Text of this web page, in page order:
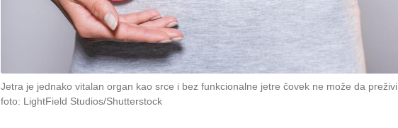
Jetra je jednako vitalan organ kao srce i bez funkcionalne jetre čovek ne može da preživi.
foto: LightField Studios/Shutterstock